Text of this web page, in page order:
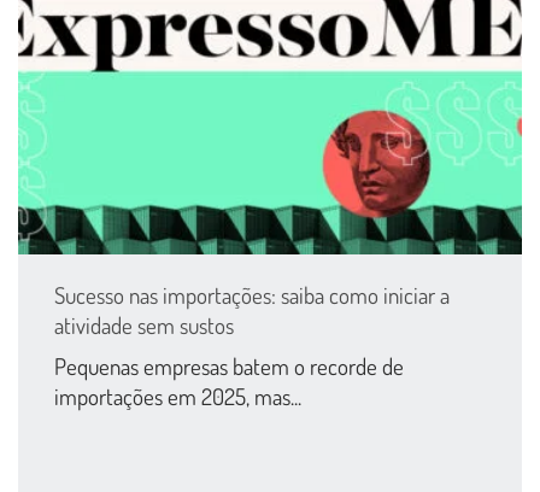
Sucesso nas importações: saiba como iniciar a
atividade sem sustos
Pequenas empresas batem o recorde de
importações em 2025, mas...